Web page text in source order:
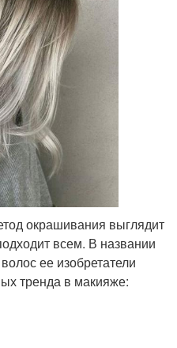
окрашивания выглядит
всем. В названии
ее изобретатели
тренда в макияже: